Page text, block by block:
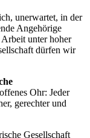
unerwartet, in der
Angehörige
unter hoher
dürfen wir
Ohr: Jeder
gerechter und
Gesellschaft